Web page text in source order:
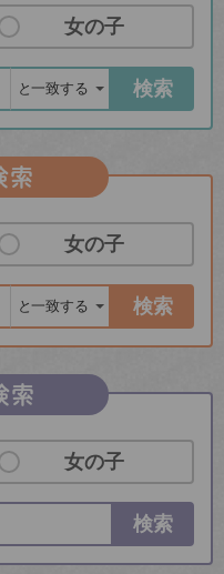
女の子
検索
索
女の子
検索
索
女の子
検索